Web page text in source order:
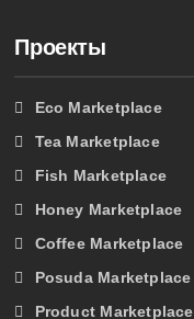
Проекты
Eco Marketplace
Tea Marketplace
Fish Marketplace
Honey Marketplace
Coffee Marketplace
Posuda Marketplace
Product Marketplace